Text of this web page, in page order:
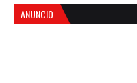
ANUNCIO